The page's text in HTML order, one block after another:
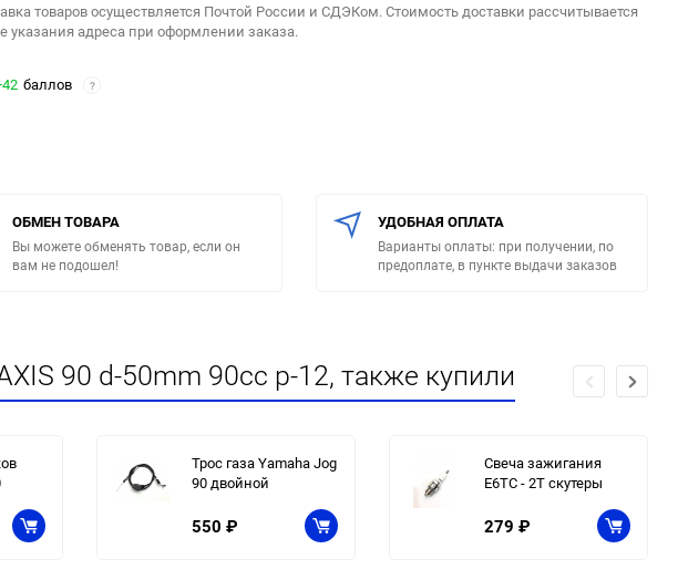
товаров осуществляется Почтой России и СДЭКом. Стоимость доставки рассчитывается
указания адреса при оформлении заказа.
баллов ?
ОБМЕН ТОВАРА
Вы можете обменять товар, если он
вам не подошел!
УДОБНАЯ ОПЛАТА
Варианты оплаты: при получении, по
предоплате, в пункте выдачи заказов
90 d-50mm 90cc p-12, также купили
Трос газа Yamaha Jog
90 двойной
550 ₽
Свеча зажигания
E6TC - 2Т скутеры
279 ₽